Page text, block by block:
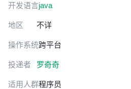
开发语言java
地区 不详
操作系统跨平台
投递者 罗奇奇
适用人群程序员